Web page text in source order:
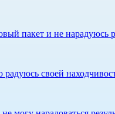
пакет и не нарадуюсь
своей